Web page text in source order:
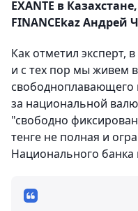
EXANTE в
FINANCEkaz Андрей
Как отметил эксперт,
и с тех пор мы живем
свободноплавающего
за национальной
"свободно
тенге не полная и
Национального банка